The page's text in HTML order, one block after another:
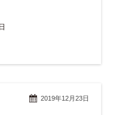
2019年12月23日